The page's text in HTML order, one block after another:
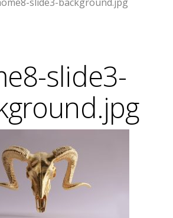
slide3-